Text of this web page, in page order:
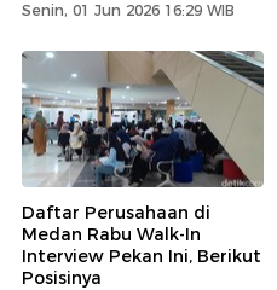
Senin, 01 Jun 2026 16:29 WIB
Daftar Perusahaan di
Medan Rabu Walk-In
Interview Pekan Ini, Berikut
Posisinya